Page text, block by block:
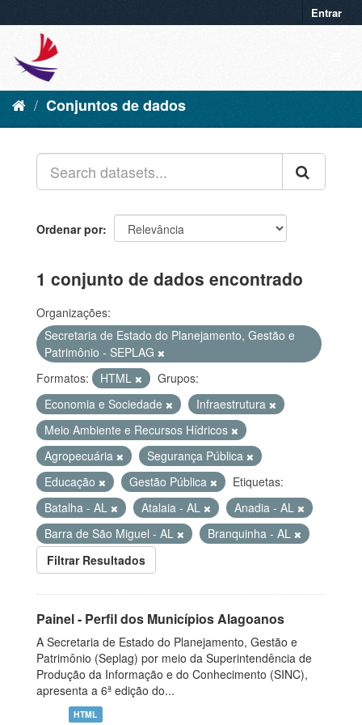
Entrar
Conjuntos de dados
Ordenar por
1 conjunto de dados encontrado
Organizações:
Secretaria de Estado do Planejamento, Gestão e
Patrimônio - SEPLAG
Formatos:
HTML
Grupos:
Economia e Sociedade
Infraestrutura
Meio Ambiente e Recursos Hídricos
Agropecuária
Segurança Pública
Educação
Gestão Pública
Etiquetas:
Batalha - AL
Atalaia - AL
Anadia - AL
Barra de São Miguel - AL
Branquinha - AL
Filtrar Resultados
Painel - Perfil dos Municípios Alagoanos
A Secretaria de Estado do Planejamento, Gestão e
Patrimônio (Seplag) por meio da Superintendência de
Produção da Informação e do Conhecimento (SINC),
apresenta a 6ª edição do...
HTML